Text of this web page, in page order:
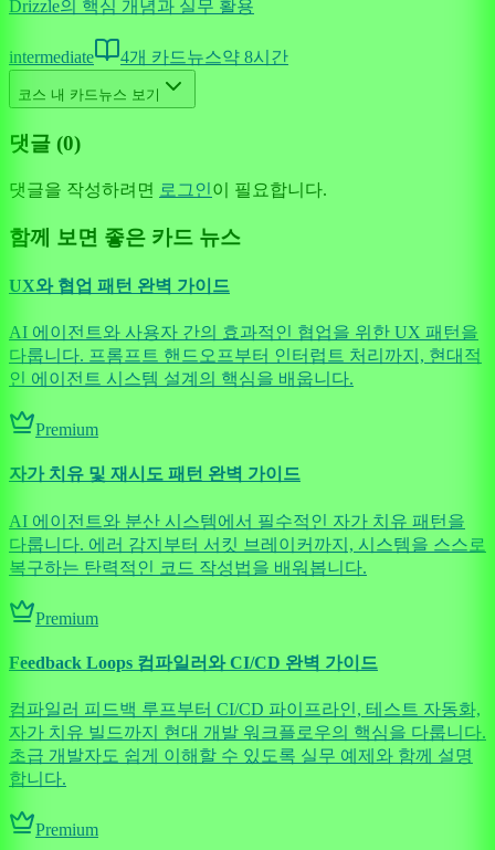
Drizzle의 핵심 개념과 실무 활용
intermediate 4개 카드뉴스약 8시간
코스 내 카드뉴스 보기
댓글 (0)
댓글을 작성하려면 로그인 이 필요합니다.
함께 보면 좋은 카드 뉴스
UX와 협업 패턴 완벽 가이드
AI 에이전트와 사용자 간의 효과적인 협업을 위한 UX 패턴을
다룹니다. 프롬프트 핸드오프부터 인터럽트 처리까지, 현대적
인 에이전트 시스템 설계의 핵심을 배웁니다.
Premium
자가 치유 및 재시도 패턴 완벽 가이드
AI 에이전트와 분산 시스템에서 필수적인 자가 치유 패턴을
다룹니다. 에러 감지부터 서킷 브레이커까지, 시스템을 스스로
복구하는 탄력적인 코드 작성법을 배워봅니다.
Premium
Feedback Loops 컴파일러와 CI/CD 완벽 가이드
컴파일러 피드백 루프부터 CI/CD 파이프라인, 테스트 자동화,
자가 치유 빌드까지 현대 개발 워크플로우의 핵심을 다룹니다.
초급 개발자도 쉽게 이해할 수 있도록 실무 예제와 함께 설명
합니다.
Premium